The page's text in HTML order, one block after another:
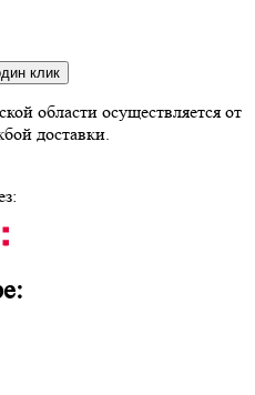
клик
области осуществляется от
доставки.